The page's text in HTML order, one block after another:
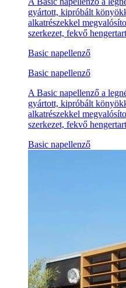
gyártott, kipróbált
alkatrészekkel
szerkezet, fekvő
Basic napellenző
Basic napellenző
A Basic napellenző a
gyártott, kipróbált
alkatrészekkel
szerkezet, fekvő
Basic napellenző